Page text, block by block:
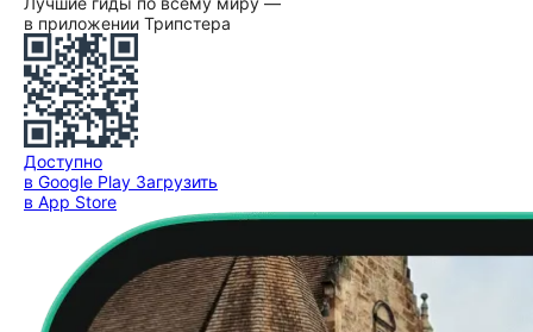
в приложении Трипстера
Доступно
в Google Play Загрузить
в App Store